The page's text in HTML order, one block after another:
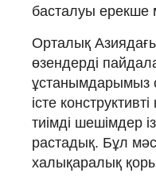
басталуы ерекше
Орталық
өзендерді
ұстанымдарымыз
істе
тиімді шешімдер
растадық. Бұл
халықаралық